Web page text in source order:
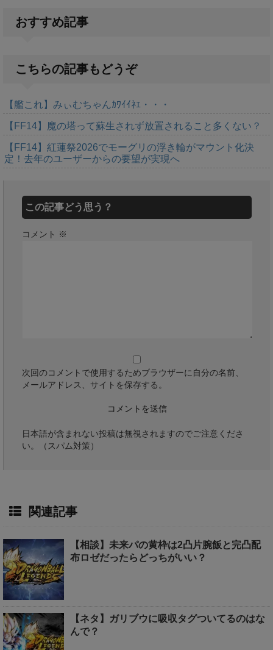
おすすめ記事
こちらの記事もどうぞ
【艦これ】みぃむちゃんｶﾜｲｲﾈｴ・・・
【FF14】魔の塔って蘇生されず放置されること多くない？
【FF14】紅蓮祭2026でモーグリの浮き輪がマウント化決
定！去年のユーザーからの要望が実現へ
この記事どう思う？
コメント ※
次回のコメントで使用するためブラウザーに自分の名前、
メールアドレス、サイトを保存する。
日本語が含まれない投稿は無視されますのでご注意くださ
い。（スパム対策）
関連記事
【相談】未来パの黄枠は2凸片腕飯と完凸配
布ロゼだったらどっちがいい？
【ネタ】ガリブウに吸収タグついてるのはな
んで？